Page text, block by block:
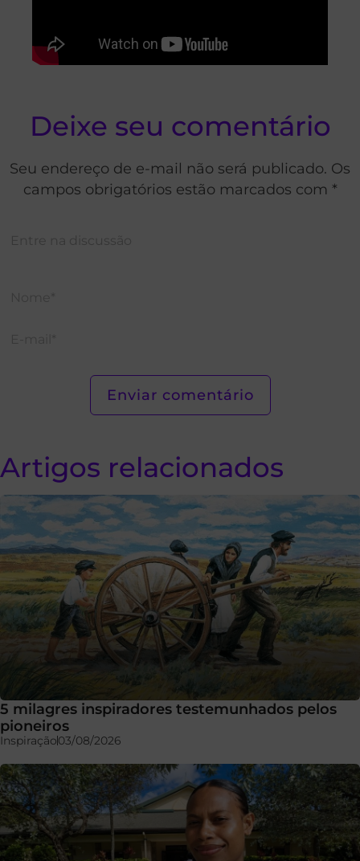
Deixe seu comentário
Seu endereço de e-mail não será publicado. Os
campos obrigatórios estão marcados com *
Artigos relacionados
5 milagres inspiradores testemunhados pelos
pioneiros
Inspiração03/08/2026